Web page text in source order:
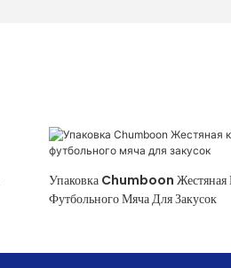
Упаковка Chumboon Жестяная
Футбольного Мяча Для Закусок